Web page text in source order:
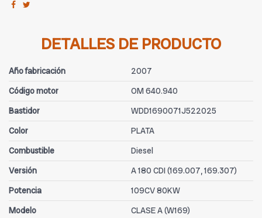
DETALLES DE PRODUCTO
Año fabricación
2007
Código motor
OM 640.940
Bastidor
WDD1690071J522025
Color
PLATA
Combustible
Diesel
Versión
A 180 CDI (169.007, 169.307)
Potencia
109CV 80KW
Modelo
CLASE A (W169)